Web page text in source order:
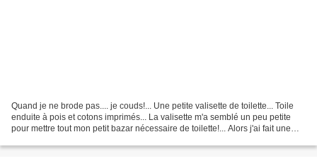
Quand je ne brode pas.... je couds!... Une petite valisette de toilette... Toile
enduite à pois et cotons imprimés... La valisette m'a semblé un peu petite
pour mettre tout mon petit bazar nécessaire de toilette!... Alors j'ai fait une